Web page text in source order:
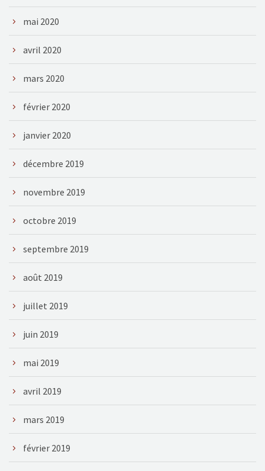
mai 2020
avril 2020
mars 2020
février 2020
janvier 2020
décembre 2019
novembre 2019
octobre 2019
septembre 2019
août 2019
juillet 2019
juin 2019
mai 2019
avril 2019
mars 2019
février 2019